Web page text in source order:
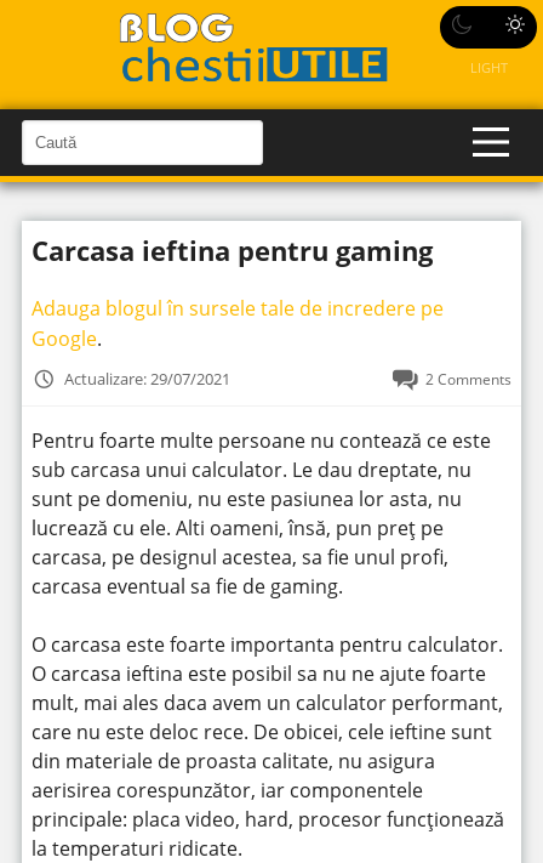
LIGHT
a
u
t
n
C
a
u
î
n
t
Carcasa ieftina pentru gaming
Adauga blogul în sursele tale de incredere pe
Google.
Actualizare: 29/07/2021 2 Comments
Pentru foarte multe persoane nu contează ce este
sub carcasa unui calculator. Le dau dreptate, nu
sunt pe domeniu, nu este pasiunea lor asta, nu
lucrează cu ele. Alti oameni, însă, pun preț pe
carcasa, pe designul acestea, sa fie unul profi,
carcasa eventual sa fie de gaming.
O carcasa este foarte importanta pentru calculator.
O carcasa ieftina este posibil sa nu ne ajute foarte
mult, mai ales daca avem un calculator performant,
care nu este deloc rece. De obicei, cele ieftine sunt
din materiale de proasta calitate, nu asigura
aerisirea corespunzător, iar componentele
principale: placa video, hard, procesor funcționează
la temperaturi ridicate.